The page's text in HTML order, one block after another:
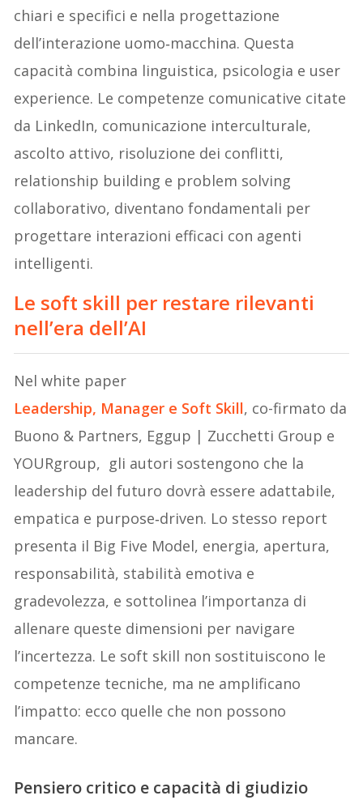
chiari e specifici e nella progettazione
dell’interazione uomo‑macchina. Questa
capacità combina linguistica, psicologia e user
experience. Le competenze comunicative citate
da LinkedIn, comunicazione interculturale,
ascolto attivo, risoluzione dei conflitti,
relationship building e problem solving
collaborativo, diventano fondamentali per
progettare interazioni efficaci con agenti
intelligenti.
Le soft skill per restare rilevanti
nell’era dell’AI
Nel white paper
Leadership, Manager e Soft Skill, co-firmato da
Buono & Partners, Eggup | Zucchetti Group e
YOURgroup, gli autori sostengono che la
leadership del futuro dovrà essere adattabile,
empatica e purpose‑driven. Lo stesso report
presenta il Big Five Model, energia, apertura,
responsabilità, stabilità emotiva e
gradevolezza, e sottolinea l’importanza di
allenare queste dimensioni per navigare
l’incertezza. Le soft skill non sostituiscono le
competenze tecniche, ma ne amplificano
l’impatto: ecco quelle che non possono
mancare.
Pensiero critico e capacità di giudizio